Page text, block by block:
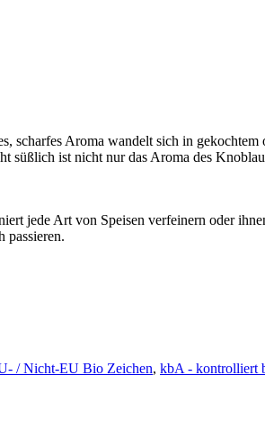
scharfes Aroma wandelt sich in
ist nicht nur das Aroma des
jede Art von Speisen verfeinern oder
passieren.
/ Nicht-EU Bio Zeichen, kbA - kontrolliert